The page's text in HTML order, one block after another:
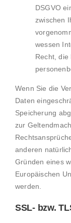
DSGVO
zwischen
wessen
Recht, die
Wenn Sie die
Daten
Speicherung
zur
anderen
Gründen eines
Europäischen
werden.
SSL- bzw.